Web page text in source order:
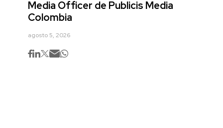
Media Officer de Publicis Media
Colombia
agosto 5, 2026